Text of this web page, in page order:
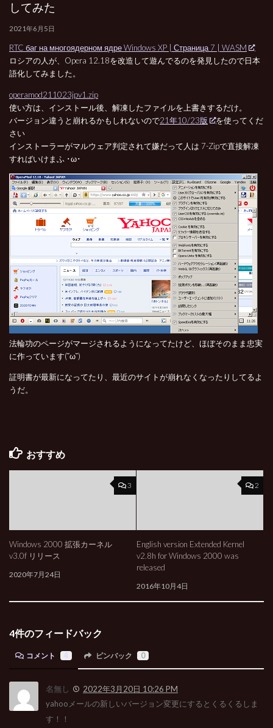
してみた
2021年6月5日
RTC баг на многоядерном ядре Windows XP | Страница 7 | WASM
ロシアの人が、Opera 12.18を改造して遊んでるのを発見したので日本
語化してみました。
operamod211023jpv1.zip
使い方は、インストール後、解凍したファイルを上書きするだけ。
バージョン違うと崩れるかもしれないので21年10/23版
を使ってくだ
さい
インストーラーがマルウェア判定されて嫌だって人は 7-Zipで直接解凍
すればいけまふ ･ω･
法輪功のページがマージされるようになってたけど、ほぼそのまま忠実
に作っています(˘ω˘)
証明書が最新になってたり、最近のサイトが崩れなくなったりしてるよ
うだ。
おすすめ
3
Windows 2000 拡張カーネル
v3.0f リリース
2020年7月24日
2
English version Extended Kernel
v2.8h for Windows 2000 was
released
2016年10月4日
4件のフィードバック
コメント ピンバック 0
名無し
2022年3月20日 10:26 PM
yahooメールの新しいバージョン変更にするとくるくるしま
す！！